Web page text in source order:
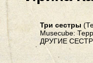
Три сестры
Musecube:
ДРУГИЕ